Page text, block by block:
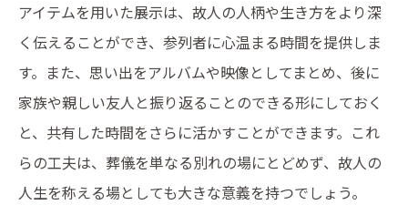
アイテムを用いた展示は、故人の人柄や生き方をより深
く伝えることができ、参列者に心温まる時間を提供しま
す。また、思い出をアルバムや映像としてまとめ、後に
家族や親しい友人と振り返ることのできる形にしておく
と、共有した時間をさらに活かすことができます。これ
らの工夫は、葬儀を単なる別れの場にとどめず、故人の
人生を称える場としても大きな意義を持つでしょう。